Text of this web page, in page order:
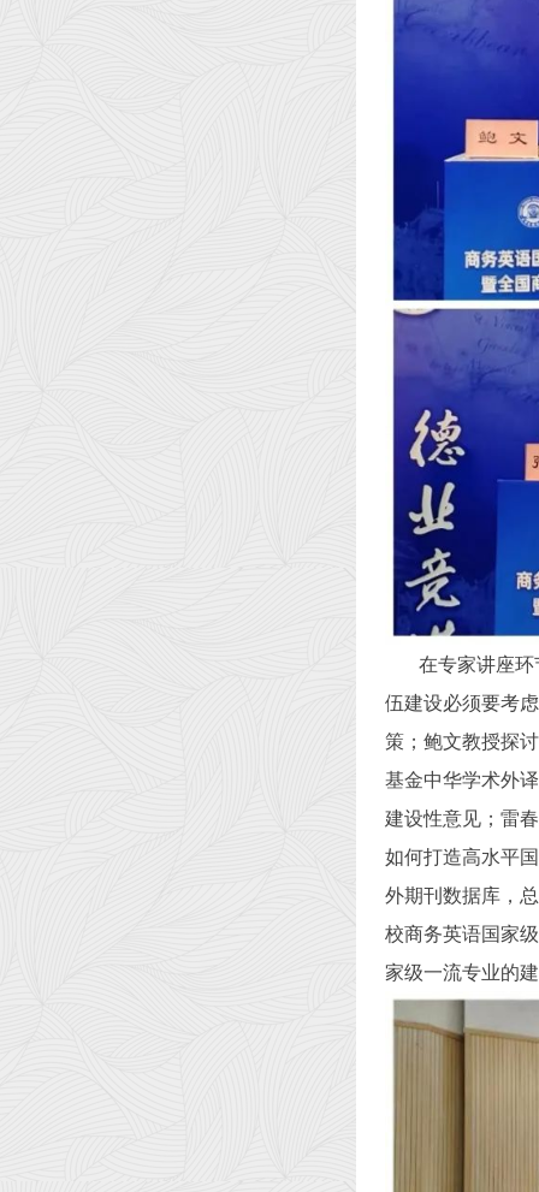
在专家讲座
伍建设必须要考
策；鲍文教授探
基金中华学术外
建设性意见；雷
如何打造高水平
外期刊数据库，
校商务英语国家
家级一流专业的